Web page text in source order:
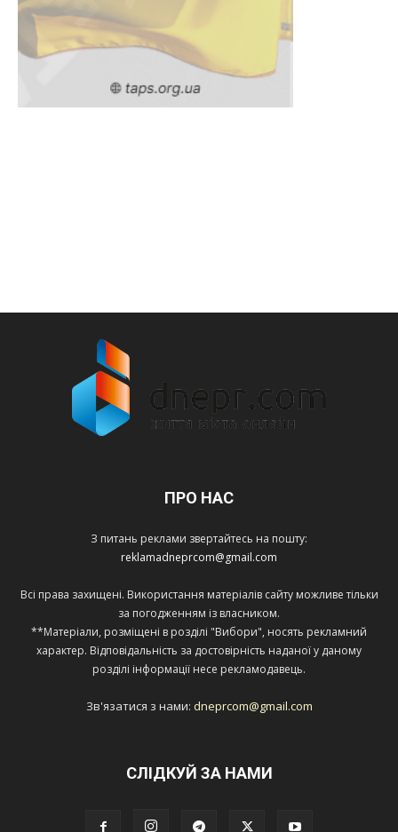
ПРО НАС
З питань реклами звертайтесь на пошту:
reklamadneprcom@gmail.com
Всі права захищені. Використання матеріалів сайту можливе тільки
за погодженням із власником.
**Матеріали, розміщені в розділі "Вибори", носять рекламний
характер. Відповідальність за достовірність наданої у даному
розділі інформації несе рекламодавець.
Зв'язатися з нами: dneprcom@gmail.com
СЛІДКУЙ ЗА НАМИ